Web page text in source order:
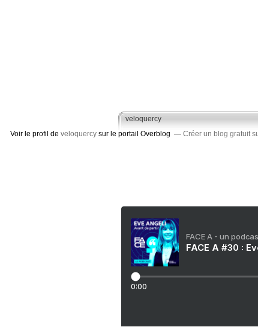
veloquercy
Voir le profil de veloquercy sur le portail Overblog Créer un blog gratuit
FACE A - un
FACE A #30 :
0:00